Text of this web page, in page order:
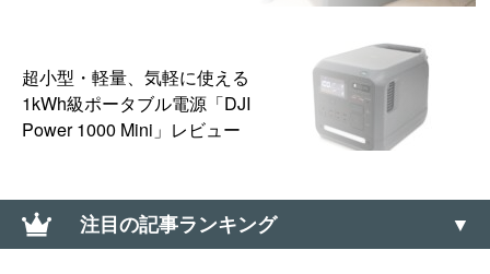
超小型・軽量、気軽に使える
1kWh級ポータブル電源「DJI
Power 1000 Mini」レビュー
注目の記事ランキング